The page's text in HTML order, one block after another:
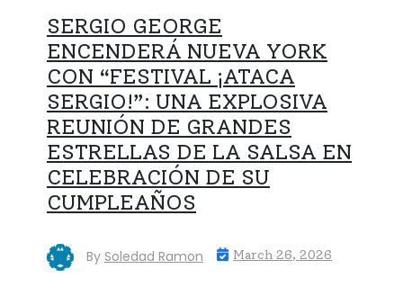
SERGIO GEORGE
ENCENDERÁ NUEVA YORK
CON “FESTIVAL ¡ATACA
SERGIO!”: UNA EXPLOSIVA
REUNIÓN DE GRANDES
ESTRELLAS DE LA SALSA EN
CELEBRACIÓN DE SU
CUMPLEAÑOS
By Soledad Ramon March 26, 2026